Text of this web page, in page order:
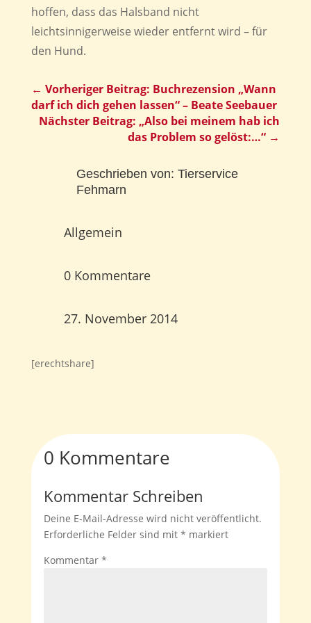
hoffen, dass das Halsband nicht
leichtsinnigerweise wieder entfernt wird – für
den Hund.
← Vorheriger Beitrag: Buchrezension „Wann
darf ich dich gehen lassen“ – Beate Seebauer
Nächster Beitrag: „Also bei meinem hab ich
das Problem so gelöst:…“ →
Geschrieben von: Tierservice
Fehmarn
Allgemein
0 Kommentare
27. November 2014
[erechtshare]
0 Kommentare
Kommentar Schreiben
Deine E-Mail-Adresse wird nicht veröffentlicht.
Erforderliche Felder sind mit * markiert
Kommentar *